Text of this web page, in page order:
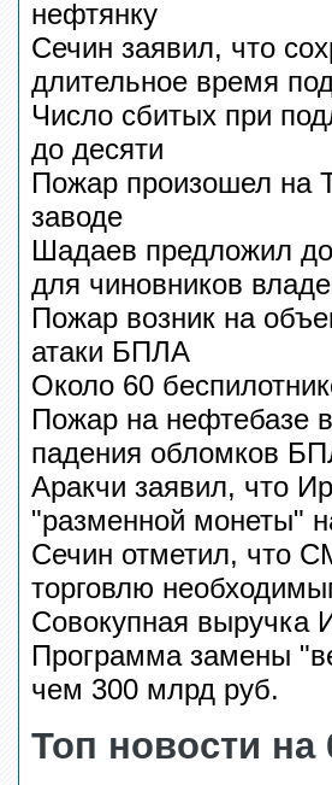
нефтянку
Сечин заявил, что
длительное время
Число сбитых при
до десяти
Пожар произошел на
заводе
Шадаев предложил
для чиновников
Пожар возник на
атаки БПЛА
Около 60
Пожар на нефтебазе
падения обломков
Аракчи заявил, что
"разменной монеты"
Сечин отметил, что
торговлю
Совокупная выручка
Программа замены
чем 300 млрд руб.
Топ новости на